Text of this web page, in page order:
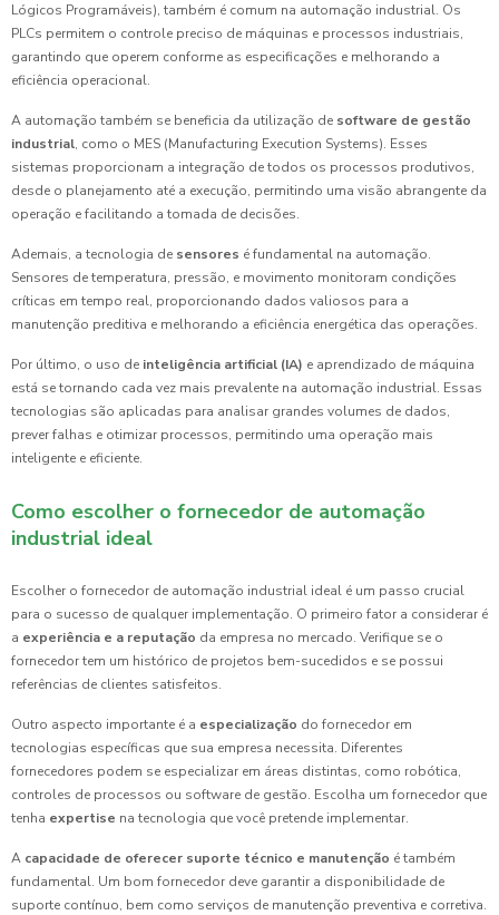
Lógicos Programáveis), também é comum na automação industrial. Os
PLCs permitem o controle preciso de máquinas e processos industriais,
garantindo que operem conforme as especificações e melhorando a
eficiência operacional.
A automação também se beneficia da utilização de software de gestão
industrial, como o MES (Manufacturing Execution Systems). Esses
sistemas proporcionam a integração de todos os processos produtivos,
desde o planejamento até a execução, permitindo uma visão abrangente da
operação e facilitando a tomada de decisões.
Ademais, a tecnologia de sensores é fundamental na automação.
Sensores de temperatura, pressão, e movimento monitoram condições
críticas em tempo real, proporcionando dados valiosos para a
manutenção preditiva e melhorando a eficiência energética das operações.
Por último, o uso de inteligência artificial (IA) e aprendizado de máquina
está se tornando cada vez mais prevalente na automação industrial. Essas
tecnologias são aplicadas para analisar grandes volumes de dados,
prever falhas e otimizar processos, permitindo uma operação mais
inteligente e eficiente.
Como escolher o fornecedor de automação
industrial ideal
Escolher o fornecedor de automação industrial ideal é um passo crucial
para o sucesso de qualquer implementação. O primeiro fator a considerar é
a experiência e a reputação da empresa no mercado. Verifique se o
fornecedor tem um histórico de projetos bem-sucedidos e se possui
referências de clientes satisfeitos.
Outro aspecto importante é a especialização do fornecedor em
tecnologias específicas que sua empresa necessita. Diferentes
fornecedores podem se especializar em áreas distintas, como robótica,
controles de processos ou software de gestão. Escolha um fornecedor que
tenha expertise na tecnologia que você pretende implementar.
A capacidade de oferecer suporte técnico e manutenção é também
fundamental. Um bom fornecedor deve garantir a disponibilidade de
suporte contínuo, bem como serviços de manutenção preventiva e corretiva.